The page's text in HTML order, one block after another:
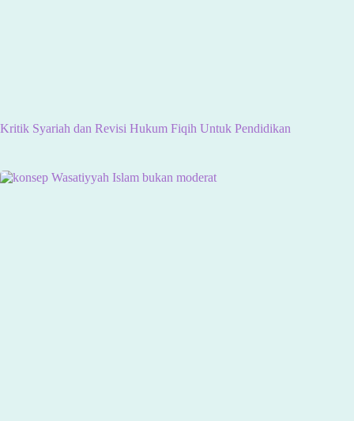
Kritik Syariah dan Revisi Hukum Fiqih Untuk Pendidikan